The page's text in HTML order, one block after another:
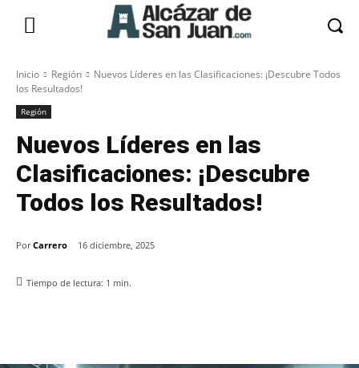
Inicio Región
Nuevos Líderes en las Clasificaciones: ¡Descubre Todos
los Resultados!
Región
Nuevos Líderes en las
Clasificaciones: ¡Descubre
Todos los Resultados!
Por Carrero 16 diciembre, 2025
Tiempo de lectura: 1 min.